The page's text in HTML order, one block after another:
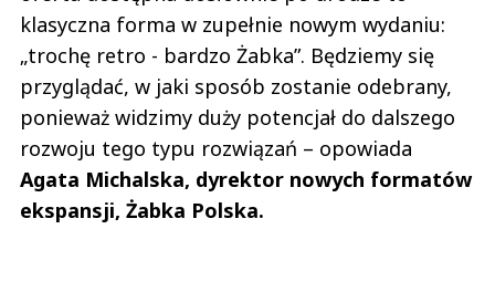
klasyczna forma w zupełnie nowym wydaniu:
„trochę retro - bardzo Żabka”. Będziemy się
przyglądać, w jaki sposób zostanie odebrany,
ponieważ widzimy duży potencjał do dalszego
rozwoju tego typu rozwiązań – opowiada
Agata Michalska, dyrektor nowych formatów
ekspansji, Żabka Polska.